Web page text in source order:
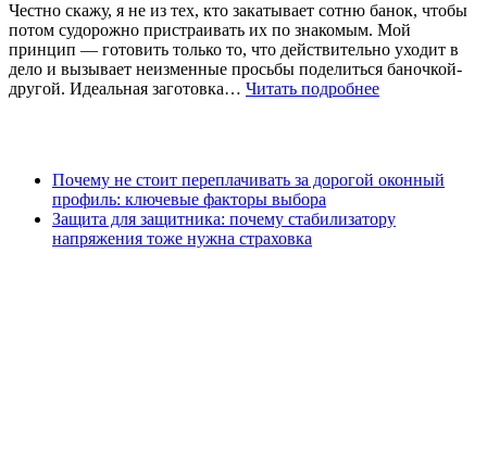
Честно скажу, я не из тех, кто закатывает сотню банок, чтобы
потом судорожно пристраивать их по знакомым. Мой
принцип — готовить только то, что действительно уходит в
дело и вызывает неизменные просьбы поделиться баночкой-
другой. Идеальная заготовка… Читать подробнее
Почему не стоит переплачивать за дорогой оконный
профиль: ключевые факторы выбора
Защита для защитника: почему стабилизатору
напряжения тоже нужна страховка